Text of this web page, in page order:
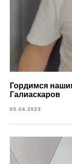
Гордимся
Галиаскаров
05.04.2023